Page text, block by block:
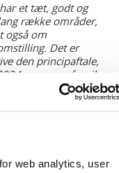
web analytics, user
et tæt, godt og
række områder,
også om
Det er
den principaftale,
og som afspejler
til den grønne
siger: